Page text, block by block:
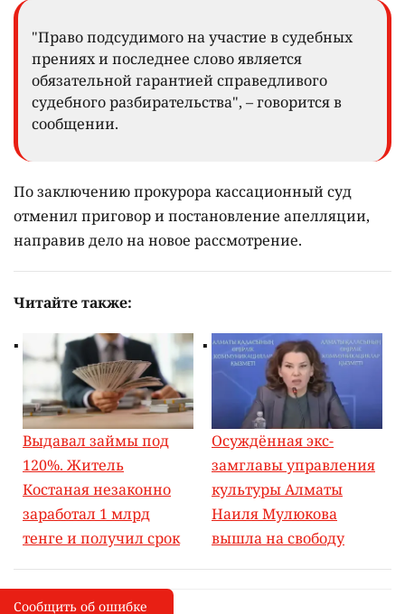
"Право подсудимого на участие в судебных
прениях и последнее слово является
обязательной гарантией справедливого
судебного разбирательства", – говорится в
сообщении.
По заключению прокурора кассационный суд
отменил приговор и постановление апелляции,
направив дело на новое рассмотрение.
Читайте также:
Выдавал займы под
120%. Житель
Костаная незаконно
заработал 1 млрд
тенге и получил срок
Осуждённая экс-
замглавы управления
культуры Алматы
Наиля Мулюкова
вышла на свободу
I
Сообщить об опечатке
Сообщить об ошибке